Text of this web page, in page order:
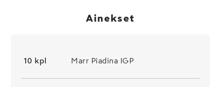
Ainekset
10 kpl Marr Piadina IGP